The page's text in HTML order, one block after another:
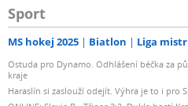
Sport
MS hokej 2025 Biatlon Liga
Ostuda pro Dynamo. Odhlášení béčka za
kraje
Haraslín si zaslouží odejít. Výhra je to i pro